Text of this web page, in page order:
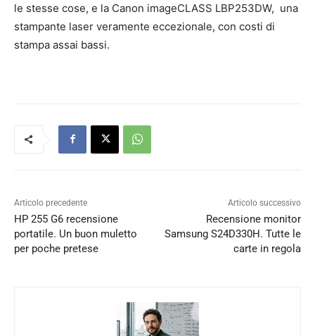
le stesse cose, e la Canon imageCLASS LBP253DW, una
stampante laser veramente eccezionale, con costi di
stampa assai bassi.
Articolo precedente
HP 255 G6 recensione
portatile. Un buon muletto
per poche pretese
Articolo successivo
Recensione monitor
Samsung S24D330H. Tutte le
carte in regola